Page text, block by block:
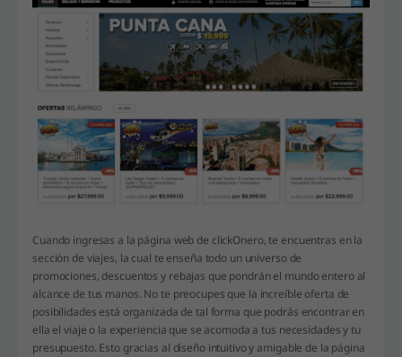
Cuando ingresas a la página web de clickOnero, te encuentras en la
sección de viajes, la cual te enseña todo un universo de
promociones, descuentos y rebajas que pondrán el mundo entero al
alcance de tus manos. No te preocupes que la increíble oferta de
posibilidades está organizada de tal forma que podrás encontrar en
ella el viaje o la experiencia que se acomoda a tus necesidades y tu
presupuesto. Esto gracias al diseño intuitivo y amigable de la página